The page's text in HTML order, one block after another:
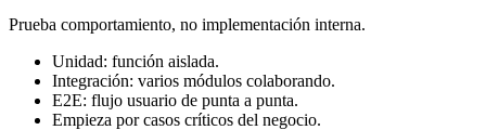
Prueba comportamiento, no implementación interna.
Unidad: función aislada.
Integración: varios módulos colaborando.
E2E: flujo usuario de punta a punta.
Empieza por casos críticos del negocio.